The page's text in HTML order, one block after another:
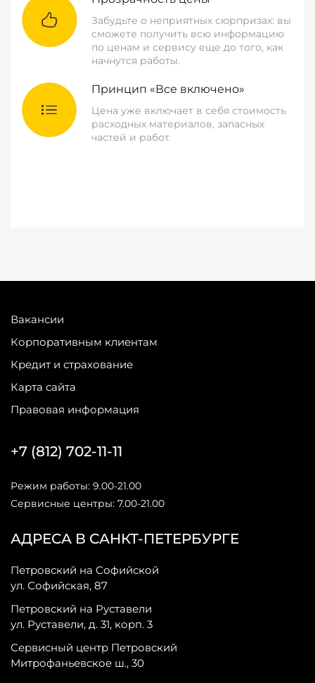
Забудьте о неприятных сюрпризах: вы
сможете получить всю информацию
по ценам и сервису еще до того, как
начнутся работы.
Принцип «Все включено»
Цена уже включает в себя стоимость
расходных материалов, запасных
частей и работ.
Вакансии
Корпоративным клиентам
Кредит и страхование
Карта сайта
Правовая информация
АДРЕСА В САНКТ-ПЕТЕРБУРГЕ
Петровский на Софийской
ул. Софийская, 87
Петровский на Руставели
ул. Руставели, д. 31, корп. 3
Сервисный центр Петровский
Митрофаньевское ш., 30
+7 (812) 702-11-11
Режим работы: 9.00-21.00
Сервисные центры: 7.00-21.00